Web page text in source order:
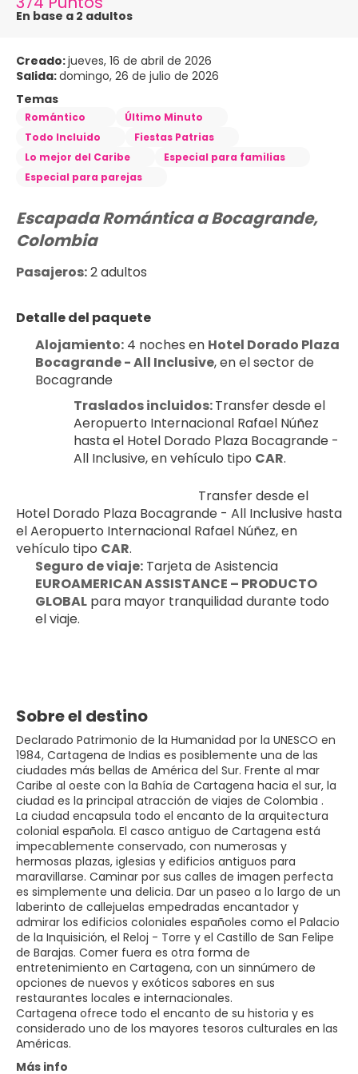
En base a 2 adultos
Creado:jueves, 16 de abril de 2026
Salida:domingo, 26 de julio de 2026
Temas
Romántico
Último Minuto
Todo Incluido
Fiestas Patrias
Lo mejor del Caribe
Especial para familias
Especial para parejas
Escapada Romántica a Bocagrande,
Colombia
Pasajeros: 2 adultos
Detalle del paquete
Alojamiento: 4 noches en Hotel Dorado Plaza
Bocagrande - All Inclusive, en el sector de
Bocagrande
Traslados incluidos: Transfer desde el
Aeropuerto Internacional Rafael Núñez
hasta el Hotel Dorado Plaza Bocagrande -
All Inclusive, en vehículo tipo CAR.
Hotel Dorado Plaza Bocagrande - All Inclusive hasta
el Aeropuerto Internacional Rafael Núñez, en
vehículo tipo CAR.
Seguro de viaje:
EUROAMERICAN ASSISTANCE – PRODUCTO
GLOBAL para mayor tranquilidad durante todo
el viaje.
Sobre el destino
Declarado Patrimonio de la Humanidad por la UNESCO en
1984, Cartagena de Indias es posiblemente una de las
ciudades más bellas de América del Sur. Frente al mar
Caribe al oeste con la Bahía de Cartagena hacia el sur, la
ciudad es la principal atracción de viajes de Colombia .
La ciudad encapsula todo el encanto de la arquitectura
colonial española. El casco antiguo de Cartagena está
impecablemente conservado, con numerosas y
hermosas plazas, iglesias y edificios antiguos para
maravillarse. Caminar por sus calles de imagen perfecta
es simplemente una delicia. Dar un paseo a lo largo de un
laberinto de callejuelas empedradas encantador y
admirar los edificios coloniales españoles como el Palacio
de la Inquisición, el Reloj - Torre y el Castillo de San Felipe
de Barajas. Comer fuera es otra forma de
entretenimiento en Cartagena, con un sinnúmero de
opciones de nuevos y exóticos sabores en sus
restaurantes locales e internacionales.
Cartagena ofrece todo el encanto de su historia y es
considerado uno de los mayores tesoros culturales en las
Américas.
Más info